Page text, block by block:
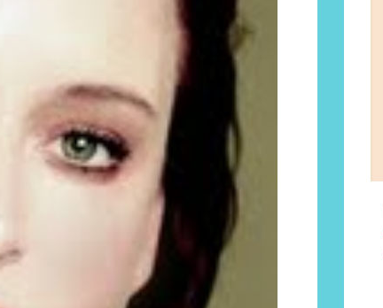
Labeau Organic continúa
apostando por la cosmética
del bienestar